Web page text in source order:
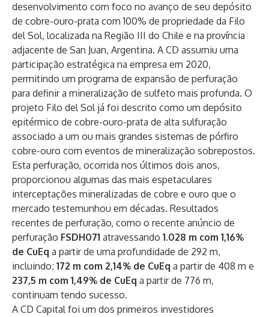
desenvolvimento com foco no avanço de seu depósito
de cobre-ouro-prata com 100% de propriedade da Filo
del Sol, localizada na Região III do Chile e na província
adjacente de San Juan, Argentina. A CD assumiu uma
participação estratégica na empresa em 2020,
permitindo um programa de expansão de perfuração
para definir a mineralização de sulfeto mais profunda. O
projeto Filo del Sol já foi descrito como um depósito
epitérmico de cobre-ouro-prata de alta sulfuração
associado a um ou mais grandes sistemas de pórfiro
cobre-ouro com eventos de mineralização sobrepostos.
Esta perfuração, ocorrida nos últimos dois anos,
proporcionou algumas das mais espetaculares
interceptações mineralizadas de cobre e ouro que o
mercado testemunhou em décadas. Resultados
recentes de perfuração, como o recente anúncio de
perfuração FSDH071 atravessando 1.028 m com 1,16%
de CuEq a partir de uma profundidade de 292 m,
incluindo; 172 m com 2,14% de CuEq a partir de 408 m e
237,5 m com 1,49% de CuEq a partir de 776 m,
continuam tendo sucesso.
A CD Capital foi um dos primeiros investidores